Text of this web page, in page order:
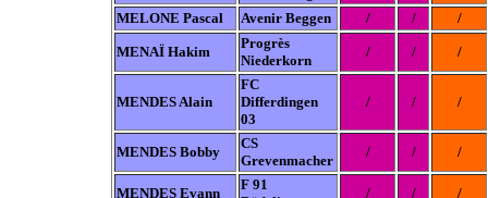
MELONE Pascal
Avenir Beggen / / /
MENAÏ Hakim
Progrès
Niederkorn
/ / /
MENDES Alain
FC
Differdingen
03
/ / /
MENDES Bobby
CS
Grevenmacher
/ / /
MENDES Evann
F 91
/ /
/